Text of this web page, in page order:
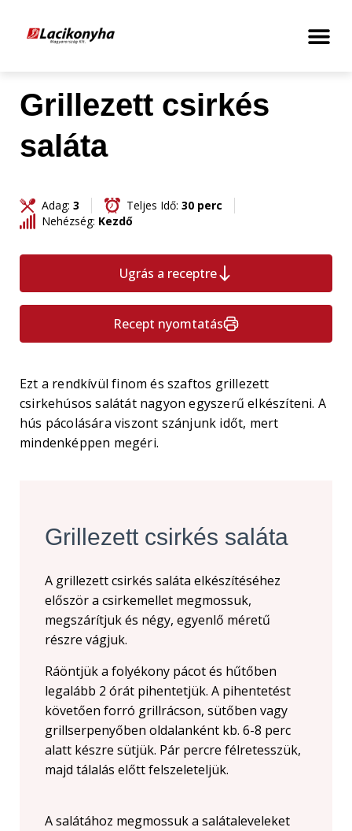
Grillezett csirkés
saláta
Adag: 3 Teljes Idő: 30 perc
Nehézség: Kezdő
Ugrás a receptre
Recept nyomtatás
Ezt a rendkívül finom és szaftos grillezett
csirkehúsos salátát nagyon egyszerű elkészíteni. A
hús pácolására viszont szánjunk időt, mert
mindenképpen megéri.
Grillezett csirkés saláta
A grillezett csirkés saláta elkészítéséhez
először a csirkemellet megmossuk,
megszárítjuk és négy, egyenlő méretű
részre vágjuk.
Ráöntjük a folyékony pácot és hűtőben
legalább 2 órát pihentetjük. A pihentetést
követően forró grillrácson, sütőben vagy
grillserpenyőben oldalanként kb. 6-8 perc
alatt készre sütjük. Pár percre félretesszük,
majd tálalás előtt felszeleteljük.
A salátához megmossuk a salátaleveleket